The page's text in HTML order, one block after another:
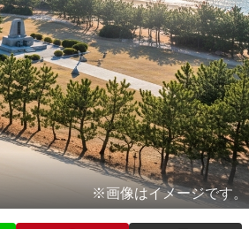
※画像はイメージです。